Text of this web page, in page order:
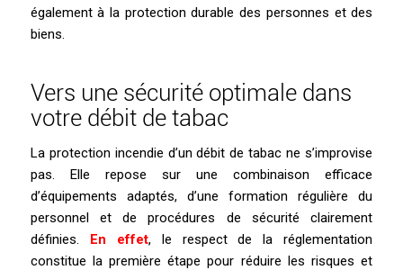
également à la protection durable des personnes et des
biens.
Vers une sécurité optimale dans
votre débit de tabac
La protection incendie d’un débit de tabac ne s’improvise
pas. Elle repose sur une combinaison efficace
d’équipements adaptés, d’une formation régulière du
personnel et de procédures de sécurité clairement
définies. En effet, le respect de la réglementation
constitue la première étape pour réduire les risques et